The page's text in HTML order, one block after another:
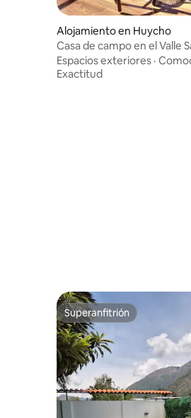
Alojamiento en Huycho
Casa de campo en el Valle
Urubamba
Espacios exteriores ·
Exactitud
Superanfitrión
Superanfitrión